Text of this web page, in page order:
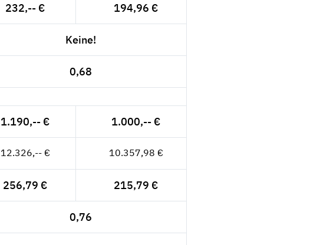
232,-- € 194,96 €
Keine!
0,68
1.190,-- € 1.000,-- €
12.326,-- € 10.357,98 €
256,79 € 215,79 €
0,76